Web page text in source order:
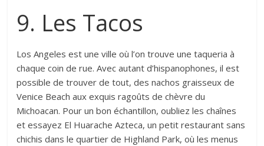
9. Les Tacos
Los Angeles est une ville où l’on trouve une taqueria à
chaque coin de rue. Avec autant d’hispanophones, il est
possible de trouver de tout, des nachos graisseux de
Venice Beach aux exquis ragoûts de chèvre du
Michoacan. Pour un bon échantillon, oubliez les chaînes
et essayez El Huarache Azteca, un petit restaurant sans
chichis dans le quartier de Highland Park, où les menus